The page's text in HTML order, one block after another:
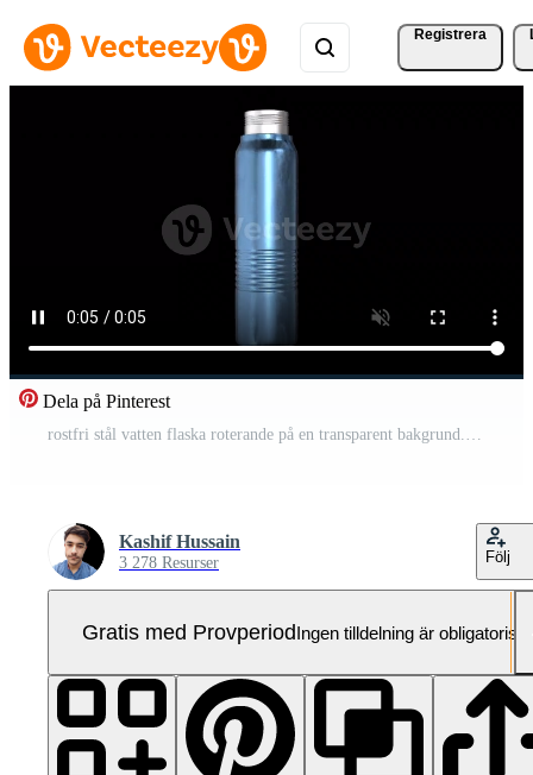
Registrera
Dela på Pinterest
rostfri stål vatten flaska roterande på en transparent bakgrund. slinga. 4k Pro Video
Kashif Hussain
3 278 Resurser Följ
Gratis med ProvperiodIngen tilldelning är obligatorisk